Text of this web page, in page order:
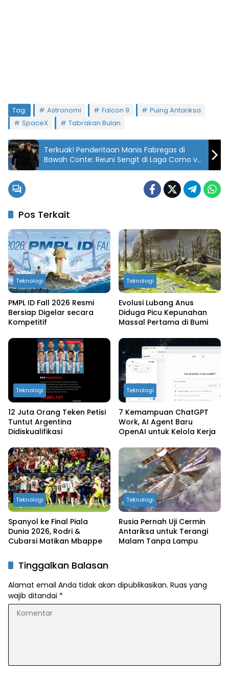
Tag: Astronomi Falcon 9
Puing Antariksa
SpaceX
Tabrakan Bulan
Terkuak! Penderitaan Manis Fabregas di
Bawah Conte: Reuni Sengit di Laga Como vs
Napoli!
Pos Terkait
Teknologi
PMPL ID Fall 2026 Resmi
Bersiap Digelar secara
Kompetitif
Teknologi
Evolusi Lubang Anus
Diduga Picu Kepunahan
Massal Pertama di Bumi
Teknologi
12 Juta Orang Teken Petisi
Tuntut Argentina
Didiskualifikasi
Teknologi
7 Kemampuan ChatGPT
Work, AI Agent Baru
OpenAI untuk Kelola Kerja
Teknologi
Spanyol ke Final Piala
Dunia 2026, Rodri &
Cubarsi Matikan Mbappe
Teknologi
Rusia Pernah Uji Cermin
Antariksa untuk Terangi
Malam Tanpa Lampu
Tinggalkan Balasan
Alamat email Anda tidak akan dipublikasikan. Ruas yang
wajib ditandai *